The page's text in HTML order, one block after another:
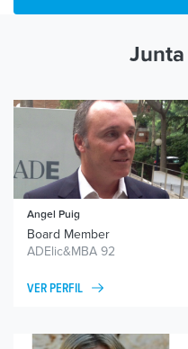
Junta
Angel Puig
Board Member
ADElic&MBA 92
VER PERFIL